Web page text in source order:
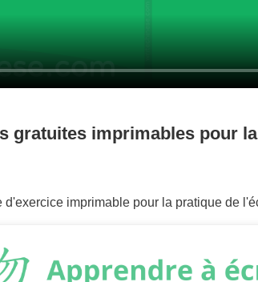
gratuites imprimables pour
d'exercice imprimable pour la pratique de